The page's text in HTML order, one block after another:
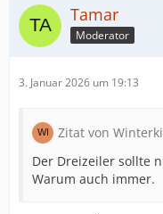
Tamar
Moderator
3. Januar 2026 um 19:13
Zitat von
Der Dreizeiler sollte
Warum auch immer.